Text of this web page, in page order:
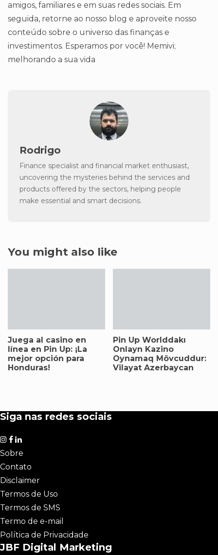
amigos, familiares e em suas redes sociais. Em
seguida, retorne ao nosso blog e aproveite nosso
conteúdo sobre o universo das finanças e
investimentos. Esperamos por você! Memivi;
melhorando a sua vida
Rodrigo
Finance specialist and financial market enthusiast,
uncovering the mysteries behind the services and
products offered by the sectors, helping people
make essential and smart decisions.
You might also like
Juega al casino en
línea en Pin Up: ¡La
mejor opción para
Honduras!
Pin Up Worlddakı
Onlayn Kazino
Oynamaq Mövcuddur:
Vilayat Azerbaycan
Siga nas redes sociais
Sobre
Contato
Disclaimer
Termos de Uso
Termos de SMS
Termo de e-mail
Política de Privacidade
JBF Digital Marketing